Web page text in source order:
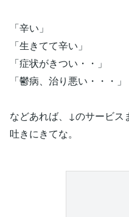
「辛い」
「生きてて辛い」
「症状がきつい・・」
「鬱病、治り悪い・・・」
などあれば、↓のサービス
吐きにきてな。